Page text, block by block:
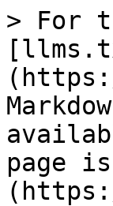
> For
page